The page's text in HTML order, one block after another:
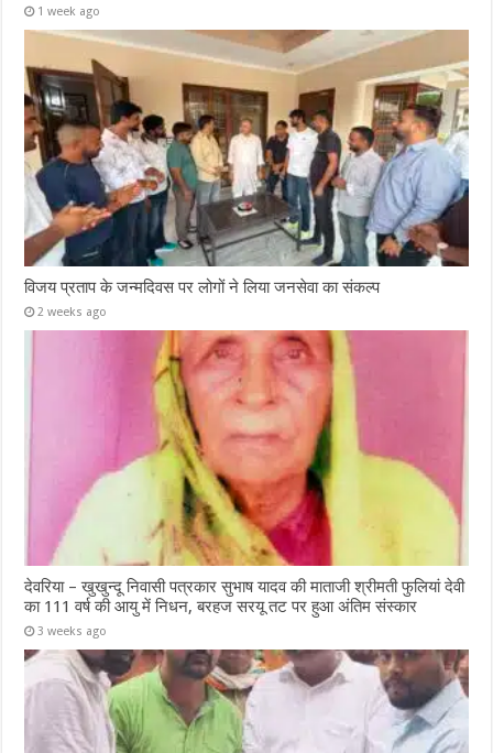
1 week ago
विजय प्रताप के जन्मदिवस पर लोगों ने लिया जनसेवा का संकल्प
2 weeks ago
देवरिया – खुखुन्दू निवासी पत्रकार सुभाष यादव की माताजी श्रीमती फुलियां देवी
का 111 वर्ष की आयु में निधन, बरहज सरयू तट पर हुआ अंतिम संस्कार
3 weeks ago